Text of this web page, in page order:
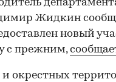
Жидкин
новый
с прежним,
и окрестных